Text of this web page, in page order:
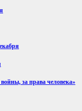
за права человека»